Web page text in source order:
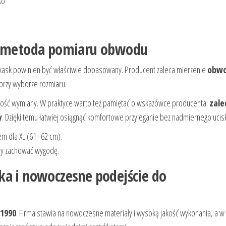
pomiaru obwodu
powinien być właściwie dopasowany. Producent zaleca mierzenie
wyborze rozmiaru.
wymiany. W praktyce warto też pamiętać o wskazówce producenta:
. Dzięki temu łatwiej osiągnąć komfortowe przyleganie bez nadmiernego
dla XL (61–62 cm).
zachować wygodę.
i nowoczesne podejście do
. Firma stawia na nowoczesne materiały i wysoką jakość wykonania, a w